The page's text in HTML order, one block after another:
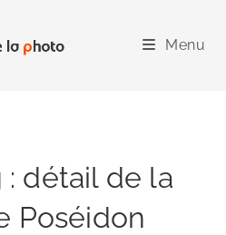
Menu
détail de la
Poséidon